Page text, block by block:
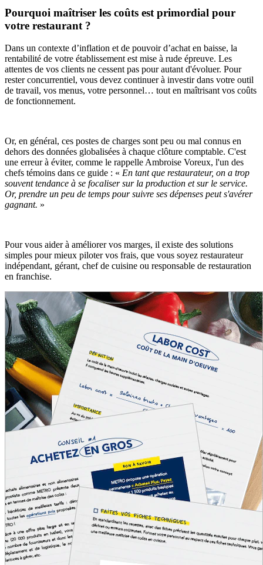
Pourquoi maîtriser les coûts est primordial pour
votre restaurant ?
Dans un contexte d’inflation et de pouvoir d’achat en baisse, la
rentabilité de votre établissement est mise à rude épreuve. Les
attentes de vos clients ne cessent pas pour autant d'évoluer. Pour
rester concurrentiel, vous devez continuer à investir dans votre outil
de travail, vos menus, votre personnel… tout en maîtrisant vos coûts
de fonctionnement.
Or, en général, ces postes de charges sont peu ou mal connus en
dehors des données globalisées à chaque clôture comptable. C'est
une erreur à éviter, comme le rappelle Ambroise Voreux, l'un des
chefs témoins dans ce guide : « En tant que restaurateur, on a trop
souvent tendance à se focaliser sur la production et sur le service.
Or, prendre un peu de temps pour suivre ses dépenses peut s'avérer
gagnant. »
Pour vous aider à améliorer vos marges, il existe des solutions
simples pour mieux piloter vos frais, que vous soyez restaurateur
indépendant, gérant, chef de cuisine ou responsable de restauration
en franchise.